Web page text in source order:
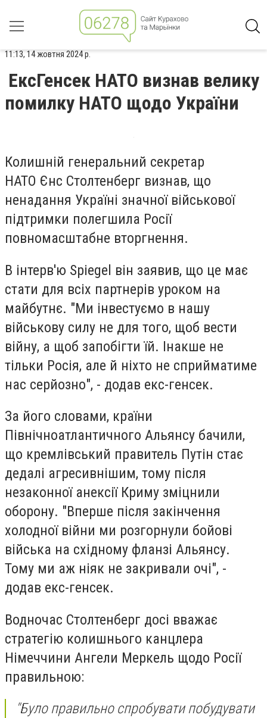
11:13, 14 жовтня 2024 р.
ЕксГенсек НАТО визнав велику
помилку НАТО щодо України
Колишній генеральний секретар
НАТО Єнс Столтенберг визнав, що
ненадання Україні значної військової
підтримки полегшила Росії
повномасштабне вторгнення.
В інтерв'ю Spiegel він заявив, що це має
стати для всіх партнерів уроком на
майбутнє. "Ми інвестуємо в нашу
військову силу не для того, щоб вести
війну, а щоб запобігти їй. Інакше не
тільки Росія, але й ніхто не сприйматиме
нас серйозно", - додав екс-генсек.
За його словами, країни
Північноатлантичного Альянсу бачили,
що кремлівський правитель Путін стає
дедалі агресивнішим, тому після
незаконної анексії Криму зміцнили
оборону. "Вперше після закінчення
холодної війни ми розгорнули бойові
війська на східному фланзі Альянсу.
Тому ми аж ніяк не закривали очі", -
додав екс-генсек.
Водночас Столтенберг досі вважає
стратегію колишнього канцлера
Німеччини Ангели Меркель щодо Росії
правильною:
"Було правильно спробувати побудувати